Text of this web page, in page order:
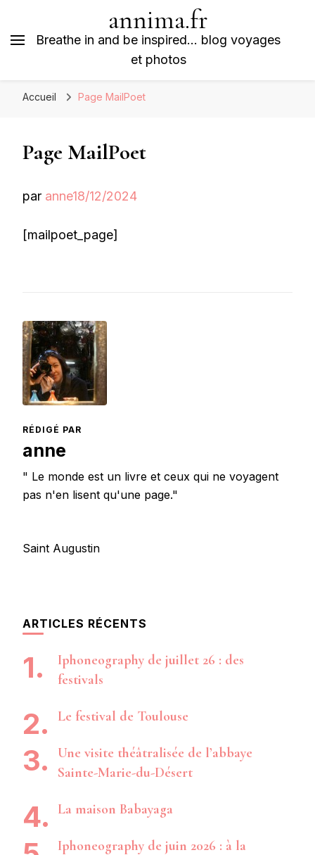
annima.fr
Breathe in and be inspired… blog voyages
et photos
Accueil Page MailPoet
Page MailPoet
par anne18/12/2024
[mailpoet_page]
RÉDIGÉ PAR
anne
" Le monde est un livre et ceux qui ne voyagent
pas n'en lisent qu'une page."
Saint Augustin
ARTICLES RÉCENTS
Iphoneography de juillet 26 : des
festivals
Le festival de Toulouse
Une visite théâtralisée de l’abbaye
Sainte-Marie-du-Désert
La maison Babayaga
Iphoneography de juin 2026 : à la